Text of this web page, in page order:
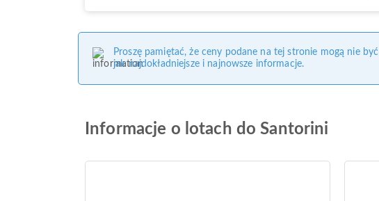
Proszę pamiętać, że ceny podane na tej stronie mogą nie
jak najdokładniejsze i najnowsze informacje.
Informacje o lotach do Santorini